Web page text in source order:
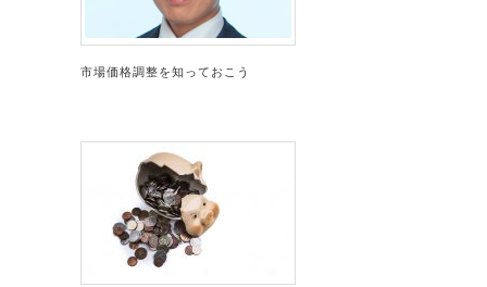
市場価格調整を知っておこう